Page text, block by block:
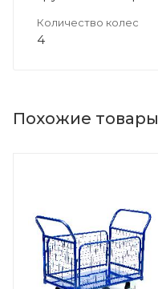
Количество колес
4
Похожие товары